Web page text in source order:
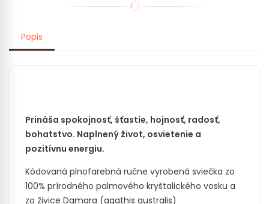
Popis
Prináša spokojnosť, šťastie, hojnosť, radosť,
bohatstvo. Naplnený život, osvietenie a
pozitívnu energiu.
Kódovaná plnofarebná ručne vyrobená sviečka zo
100% prírodného palmového kryštalického vosku a
zo živice Damara (agathis australis)